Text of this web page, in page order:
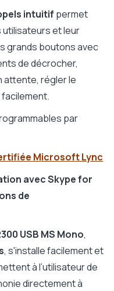
intuitif permet
utilisateurs et leur
grands boutons avec
de décrocher,
attente, régler le
par
Microsoft Lync
avec Skype for
de
USB MS Mono,
, s'installe facilement et
à l’utilisateur de
directement à